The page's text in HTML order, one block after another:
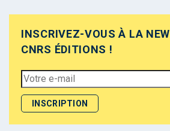
INSCRIVEZ-VOUS À LA
CNRS ÉDITIONS !